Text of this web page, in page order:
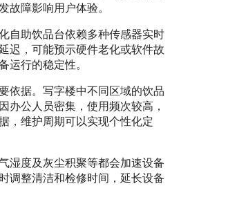
故障影响用户体验。
自助饮品台依赖多种传感器实时
迟，可能预示硬件老化或软件故
运行的稳定性。
依据。写字楼中不同区域的饮品
办公人员密集，使用频次较高，
，维护周期可以实现个性化定
湿度及灰尘积聚等都会加速设备
调整清洁和检修时间，延长设备